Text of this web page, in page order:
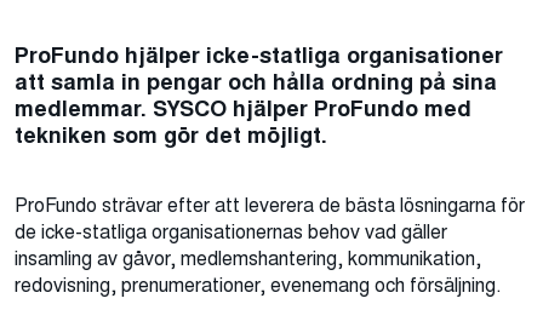
ProFundo hjälper icke-statliga organisationer
att samla in pengar och hålla ordning på sina
medlemmar. SYSCO hjälper ProFundo med
tekniken som gör det möjligt.
ProFundo strävar efter att leverera de bästa lösningarna för
de icke-statliga organisationernas behov vad gäller
insamling av gåvor, medlemshantering, kommunikation,
redovisning, prenumerationer, evenemang och försäljning.